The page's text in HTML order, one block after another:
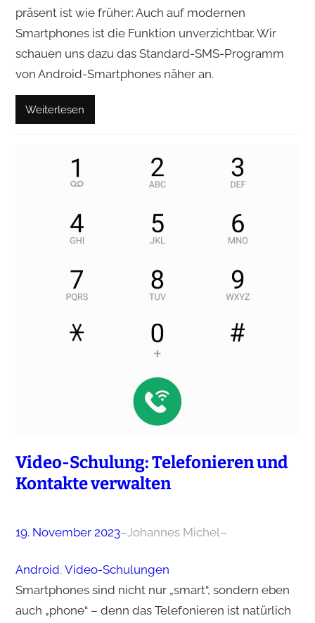
präsent ist wie früher: Auch auf modernen
Smartphones ist die Funktion unverzichtbar. Wir
schauen uns dazu das Standard-SMS-Programm
von Android-Smartphones näher an.
Weiterlesen
Video-Schulung: Telefonieren und
Kontakte verwalten
19. November 2023–Johannes Michel–
Android, Video-Schulungen
Smartphones sind nicht nur „smart“, sondern eben
auch „phone“ – denn das Telefonieren ist natürlich